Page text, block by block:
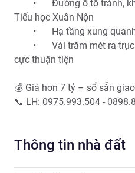
•	Đường ô tô tránh, khu
Tiểu học Xuân Nộn
•	Hạ tầng xung quanh
•	Vài trăm mét ra trục
cực thuận tiện
💰 Giá hơn 7 tỷ – sổ sẵn
📞 LH: 0975.993.504 -
Thông tin nhà đất